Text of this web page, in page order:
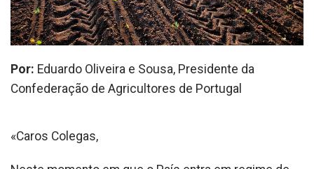
Por: Eduardo Oliveira e Sousa, Presidente da
Confederação de Agricultores de Portugal
«Caros Colegas,